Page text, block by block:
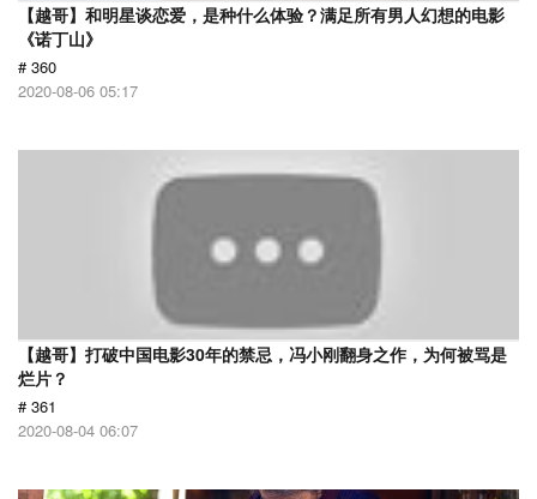
【越哥】和明星谈恋爱，是种什么体验？满足所有男人幻想的电影
《诺丁山》
# 360
2020-08-06 05:17
【越哥】打破中国电影30年的禁忌，冯小刚翻身之作，为何被骂是
烂片？
# 361
2020-08-04 06:07